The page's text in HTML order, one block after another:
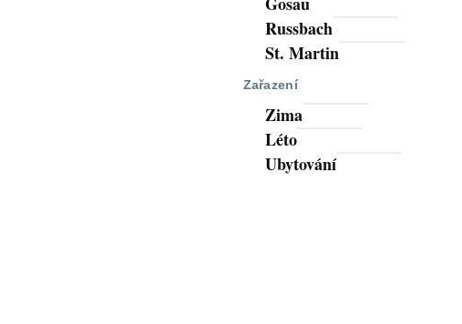
Russbach
St. Martin
Zařazení
Zima
Léto
Ubytování